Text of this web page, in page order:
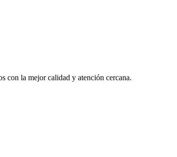
con la mejor calidad y atención cercana.